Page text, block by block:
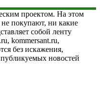
проектом. На этом
покупают, ни какие
собой ленту
kommersant.ru,
без искажения,
публикуемых новостей